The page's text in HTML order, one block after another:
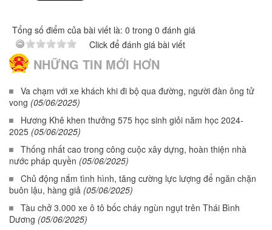
Tổng số điểm của bài viết là: 0 trong 0 đánh giá
Click để đánh giá bài viết
NHỮNG TIN MỚI HƠN
Va chạm với xe khách khi đi bộ qua đường, người đàn ông tử
vong (05/06/2025)
Hương Khê khen thưởng 575 học sinh giỏi năm học 2024-
2025 (05/06/2025)
Thống nhất cao trong công cuộc xây dựng, hoàn thiện nhà
nước pháp quyền (05/06/2025)
Chủ động nắm tình hình, tăng cường lực lượng để ngăn chặn
buôn lậu, hàng giả (05/06/2025)
Tàu chở 3.000 xe ô tô bốc cháy ngùn ngụt trên Thái Bình
Dương (05/06/2025)